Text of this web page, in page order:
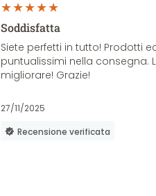
Soddisfatta
Siete perfetti in tutto! Prodotti
puntualissimi nella consegna.
migliorare! Grazie!
27/11/2025
Recensione verificata